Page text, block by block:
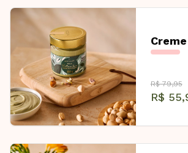
R$ 79,95
R$